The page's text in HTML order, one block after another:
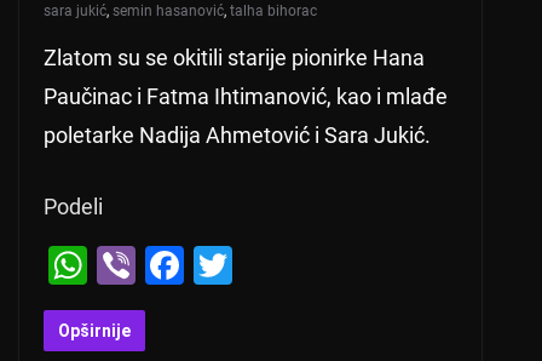
sara jukić, semin hasanović, talha bihorac
Zlatom su se okitili starije pionirke Hana
Paučinac i Fatma Ihtimanović, kao i mlađe
poletarke Nadija Ahmetović i Sara Jukić.
Podeli
W
h
at
Vi
b
er
F
Opširnije